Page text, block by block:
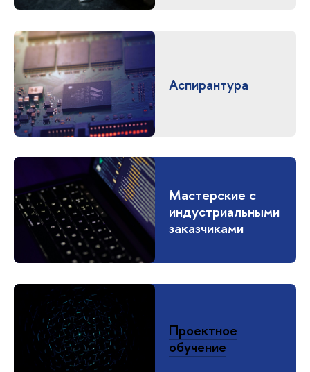
Аспирантура
Мастерские с
индустриальными
заказчиками
Проектное
обучение